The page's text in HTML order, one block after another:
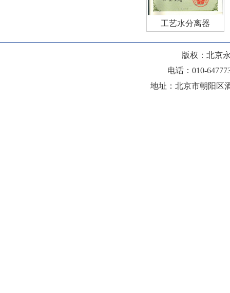
工艺水分离器
版权：北京
电话：010-
地址：北京市朝阳区